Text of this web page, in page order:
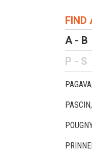
FIND
A - B
P - S